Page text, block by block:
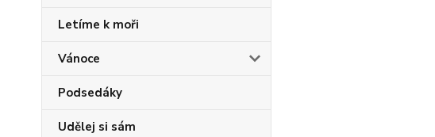
Letíme k moři
Vánoce
Podsedáky
Udělej si sám